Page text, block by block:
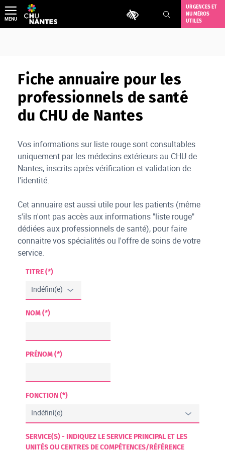
Aller
au
contenu
Outils d'accessibilité
URGENCES ET
NUMÉROS
UTILES
MENU
Fiche annuaire pour les
professionnels de santé
du CHU de Nantes
Vos informations sur liste rouge sont consultables
uniquement par les médecins extérieurs au CHU de
Nantes, inscrits après vérification et validation de
l'identité.
Cet annuaire est aussi utile pour les patients (même
s'ils n'ont pas accès aux informations "liste rouge"
dédiées aux professionnels de santé), pour faire
connaitre vos spécialités ou l'offre de soins de votre
service.
TITRE (*)
NOM (*)
PRÉNOM (*)
FONCTION (*)
SERVICE(S) - INDIQUEZ LE SERVICE PRINCIPAL ET LES
UNITÉS OU CENTRES DE COMPÉTENCES/RÉFÉRENCE